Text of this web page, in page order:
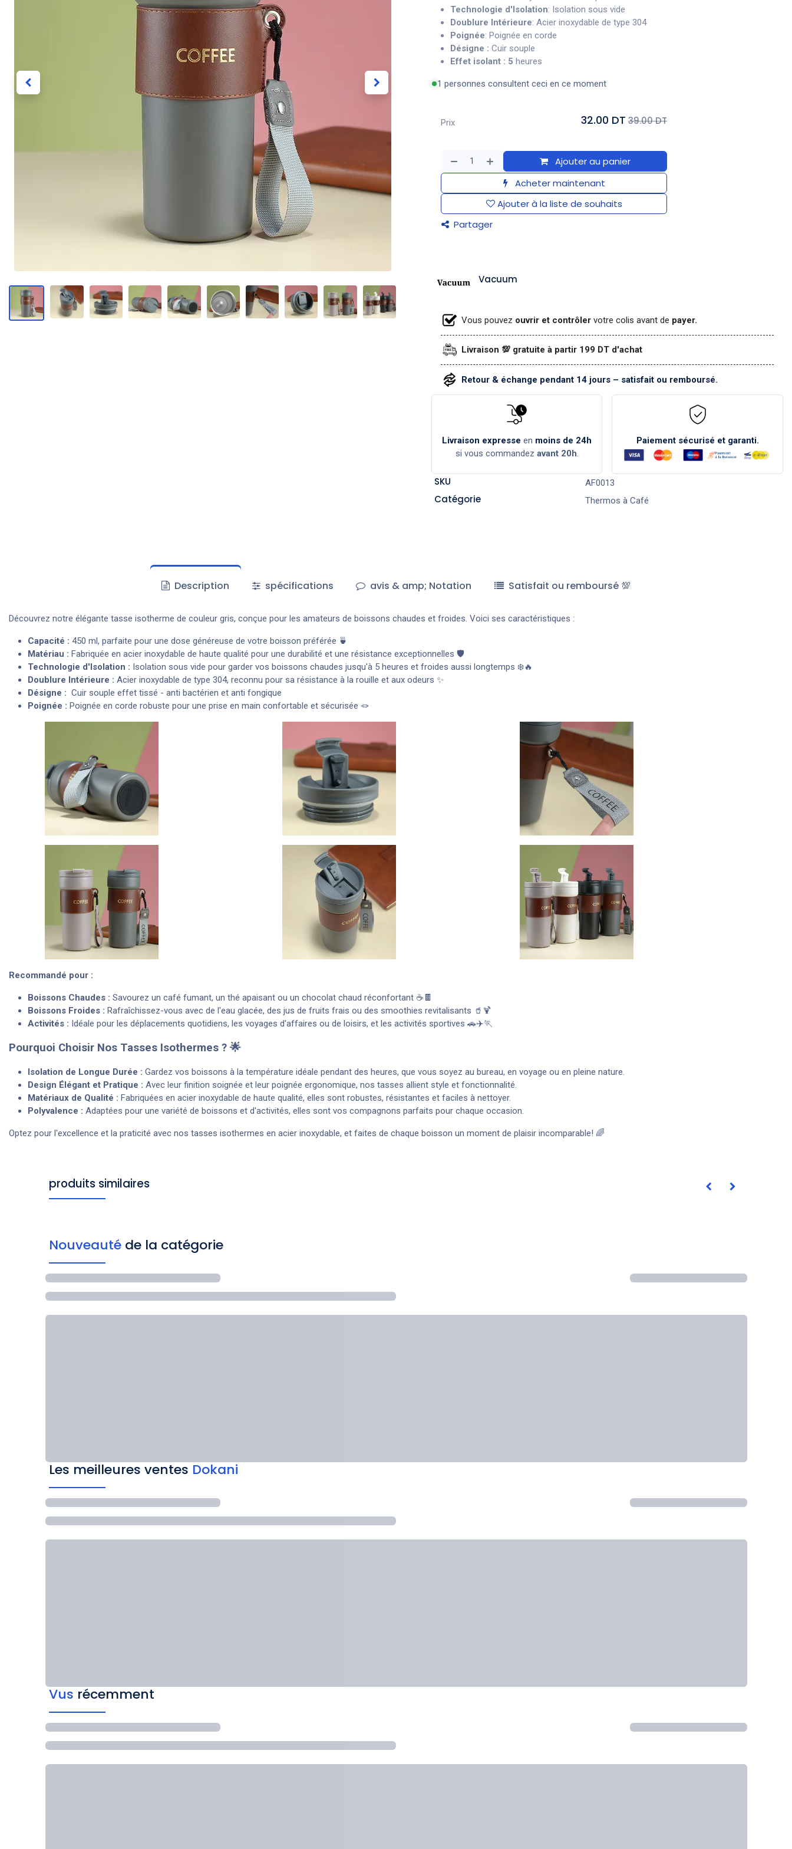
Technologie d'Isolation: Isolation sous vide
Doublure Intérieure: Acier inoxydable de type 304
Poignée: Poignée en corde
Désigne : Cuir souple
Effet isolant : 5 heures
1 personnes consultent ceci en ce moment
Ajouter au panier
Acheter maintenant
Ajouter à la liste de souhaits
Partager
Prix 32.00 DT 39.00 DT
Vacuum
Vous pouvez ouvrir et contrôler votre colis avant de payer.
Livraison 💯 gratuite à partir 199 DT d'achat
Retour & échange pendant 14 jours – satisfait ou remboursé.
Livraison expresse en moins de 24h
si vous commandez avant 20h.
Paiement sécurisé et garanti.
SKU AF0013
Catégorie Thermos à Café
Description spécifications avis & amp; Notation Satisfait ou remboursé 💯
Découvrez notre élégante tasse isotherme de couleur gris, conçue pour les amateurs de boissons chaudes et froides. Voici ses caractéristiques :
Capacité : 450 ml, parfaite pour une dose généreuse de votre boisson préférée 🍵
Matériau : Fabriquée en acier inoxydable de haute qualité pour une durabilité et une résistance exceptionnelles 🛡️
Technologie d'Isolation : Isolation sous vide pour garder vos boissons chaudes jusqu'à 5 heures et froides aussi longtemps ❄️🔥
Doublure Intérieure : Acier inoxydable de type 304, reconnu pour sa résistance à la rouille et aux odeurs ✨
Désigne : Cuir souple effet tissé - anti bactérien et anti fongique
Poignée : Poignée en corde robuste pour une prise en main confortable et sécurisée 🪢
Recommandé pour :
Boissons Chaudes : Savourez un café fumant, un thé apaisant ou un chocolat chaud réconfortant ☕🍫
Boissons Froides : Rafraîchissez-vous avec de l'eau glacée, des jus de fruits frais ou des smoothies revitalisants 🥤🍹
Activités : Idéale pour les déplacements quotidiens, les voyages d'affaires ou de loisirs, et les activités sportives 🚗✈️🏃
Pourquoi Choisir Nos Tasses Isothermes ? 🌟
Isolation de Longue Durée : Gardez vos boissons à la température idéale pendant des heures, que vous soyez au bureau, en voyage ou en pleine nature.
Design Élégant et Pratique : Avec leur finition soignée et leur poignée ergonomique, nos tasses allient style et fonctionnalité.
Matériaux de Qualité : Fabriquées en acier inoxydable de haute qualité, elles sont robustes, résistantes et faciles à nettoyer.
Polyvalence : Adaptées pour une variété de boissons et d'activités, elles sont vos compagnons parfaits pour chaque occasion.
Optez pour l'excellence et la praticité avec nos tasses isothermes en acier inoxydable, et faites de chaque boisson un moment de plaisir incomparable! 🌈
produits similaires
Nouveauté de la catégorie
Les meilleures ventes Dokani
Vus récemment